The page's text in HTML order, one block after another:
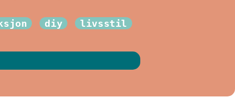
diy
livsstil